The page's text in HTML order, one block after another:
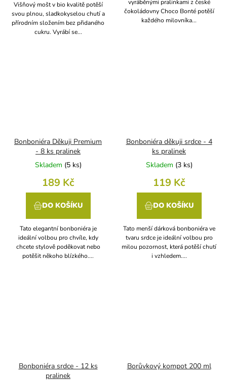
Višňový mošt v bio kvalitě potěší
svou plnou, sladkokyselou chutí a
přírodním složením bez přidaného
cukru. Vyrábí se...
vyráběnými pralinkami z české
čokoládovny Choco Bonté potěší
každého milovníka...
Bonboniéra Děkuji Premium
- 8 ks pralinek
Skladem (5 ks)
189 Kč
DO KOŠÍKU
Tato elegantní bonboniéra je
ideální volbou pro chvíle, kdy
chcete stylově poděkovat nebo
potěšit někoho blízkého....
Bonboniéra děkuji srdce - 4
ks pralinek
Skladem (3 ks)
119 Kč
DO KOŠÍKU
Tato menší dárková bonboniéra ve
tvaru srdce je ideální volbou pro
milou pozornost, která potěší chutí
i vzhledem....
Bonboniéra srdce - 12 ks
pralinek
Borůvkový kompot 200 ml